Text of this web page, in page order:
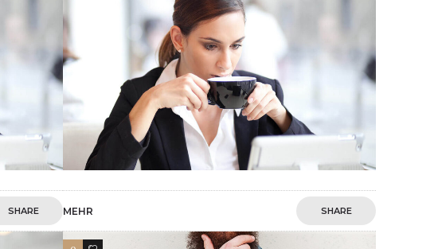
SHARE MEHR SHARE